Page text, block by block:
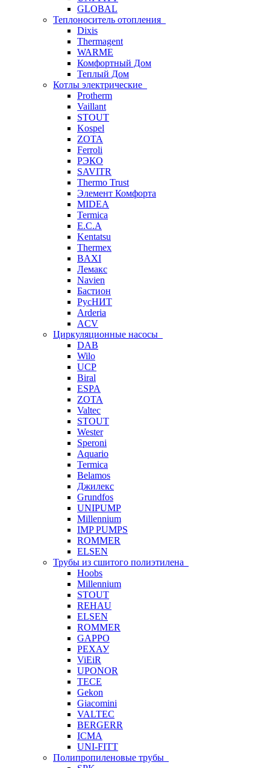
GLOBAL
Теплоноситель отопления
Dixis
Thermagent
WARME
Комфортный Дом
Теплый Дом
Котлы электрические
Protherm
Vaillant
STOUT
Kospel
ZOTA
Ferroli
РЭКО
SAVITR
Thermo Trust
Элемент Комфорта
MIDEA
Termica
E.C.A
Kentatsu
Thermex
BAXI
Лемакс
Navien
Бастион
РусНИТ
Arderia
ACV
Циркуляционные насосы
DAB
Wilo
UCP
Biral
ESPA
ZOTA
Valtec
STOUT
Wester
Speroni
Aquario
Termica
Belamos
Джилекс
Grundfos
UNIPUMP
Millennium
IMP PUMPS
ROMMER
ELSEN
Трубы из сшитого полиэтилена
Hoobs
Millennium
STOUT
REHAU
ELSEN
ROMMER
GAPPO
РЕХАУ
ViEiR
UPONOR
TECE
Gekon
Giacomini
VALTEC
BERGERR
ICMA
UNI-FITT
Полипропиленовые трубы